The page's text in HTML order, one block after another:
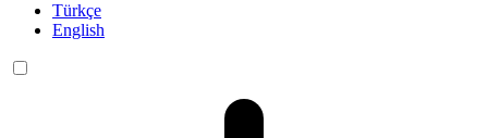
Türkçe
English